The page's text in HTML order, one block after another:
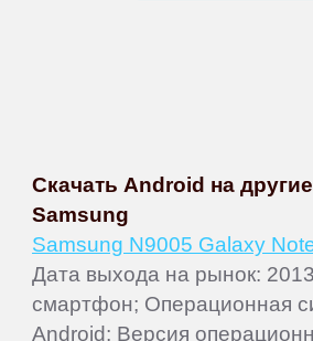
Скачать Android на
Samsung
Samsung N9005 Galaxy
Дата выхода на рынок: 2013
смартфон; Операционная
Android; Версия